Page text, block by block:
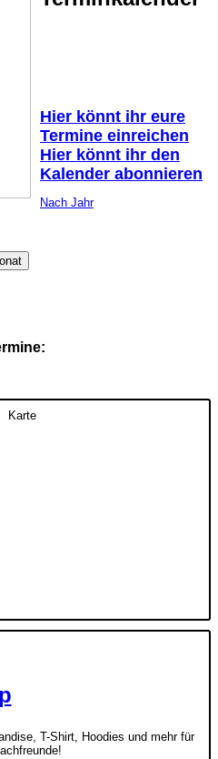
Hier könnt ihr eure
Termine einreichen
Hier könnt ihr den
Kalender abonnieren
Nach Jahr
T-Shirt, Hoodies und mehr für